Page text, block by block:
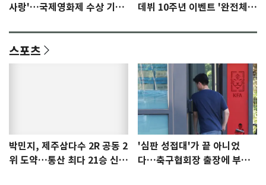
사랑'…국제영화제 수상 기대
데뷔 10주년 이벤트 '완전체'
스포츠
박민지, 제주삼다수 2R 공동 2
위 도약…통산 최다 21승 신기
'심판 성접대'가 끝 아니었
다…축구협회장 출장에 부인